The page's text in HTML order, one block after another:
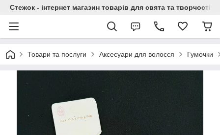
Стежок - інтернет магазин товарів для свята та творчості
Товари та послуги Аксесуари для волосся Гумочки